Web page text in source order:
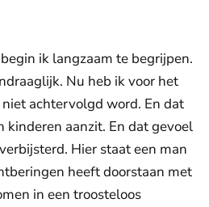
ik langzaam te begrijpen.
Nu heb ik voor het
achtervolgd word. En dat
kinderen aanzit. En dat gevoel
Hier staat een man
heeft doorstaan met
in een troosteloos